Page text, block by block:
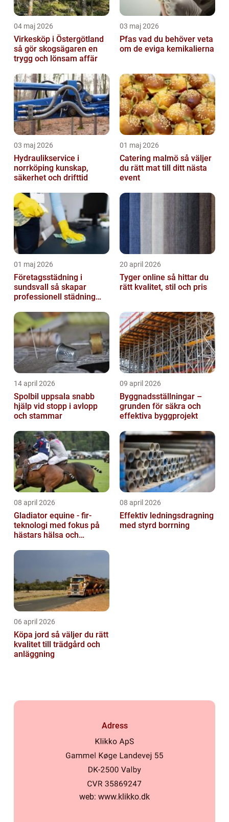
04 maj 2026
Virkesköp i Östergötland
så gör skogsägaren en
trygg och lönsam affär
03 maj 2026
Pfas vad du behöver veta
om de eviga kemikalierna
03 maj 2026
Hydraulikservice i
norrköping kunskap,
säkerhet och drifttid
01 maj 2026
Catering malmö så väljer
du rätt mat till ditt nästa
event
01 maj 2026
Företagsstädning i
sundsvall så skapar
professionell städning
starkare varum...
20 april 2026
Tyger online så hittar du
rätt kvalitet, stil och pris
14 april 2026
Spolbil uppsala snabb
hjälp vid stopp i avlopp
och stammar
09 april 2026
Byggnadsställningar –
grunden för säkra och
effektiva byggprojekt
08 april 2026
Gladiator equine - fir-
teknologi med fokus på
hästars hälsa och
08 april 2026
Effektiv ledningsdragning
med styrd borrning
06 april 2026
Köpa jord så väljer du rätt
kvalitet till trädgård och
anläggning
Adress
web: www.klikko.dk